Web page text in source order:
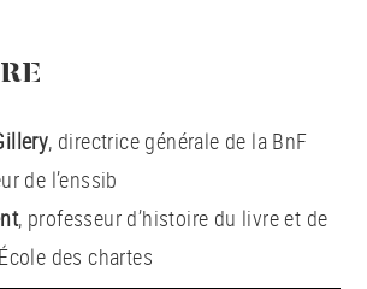
, directrice générale de la BnF
de l’enssib
, professeur d’histoire du livre et de
des chartes